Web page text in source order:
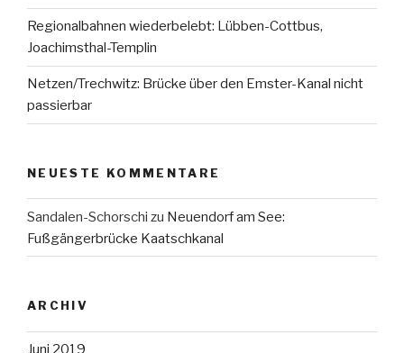
Regionalbahnen wiederbelebt: Lübben-Cottbus,
Joachimsthal-Templin
Netzen/Trechwitz: Brücke über den Emster-Kanal nicht
passierbar
NEUESTE KOMMENTARE
Sandalen-Schorschi zu Neuendorf am See:
Fußgängerbrücke Kaatschkanal
ARCHIV
Juni 2019